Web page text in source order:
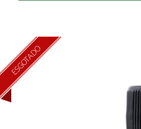
ESGOTADO